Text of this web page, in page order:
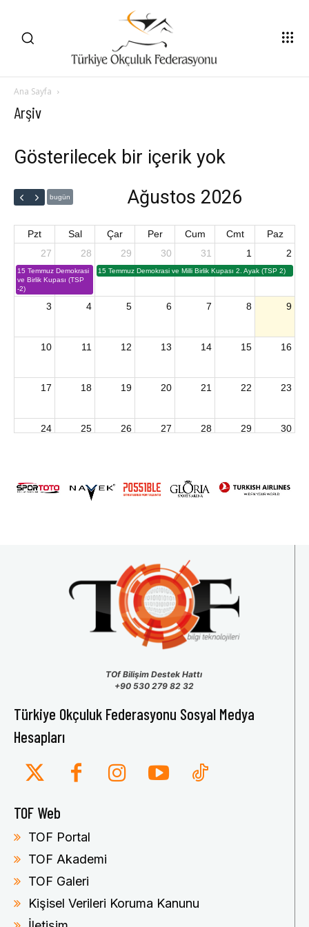
Ana Sayfa
Arşiv
Gösterilecek bir içerik yok
bugün Ağustos 2026
Pzt Sal Çar Per Cum Cmt
Paz
27
15 Temmuz Demokrasi
ve Birlik Kupası (TSP
-2)
28 29
15 Temmuz Demokrasi ve Milli Birlik Kupası 2. Ayak (TSP 2)
30 31 1 2
3 4 5 6 7 8 9
10 11 12 13 14 15 16
17 18 19 20 21 22 23
24 25 26 27 28 29 30
TOf Bilişim Destek Hattı
+90 530 279 82 32
Türkiye Okçuluk Federasyonu Sosyal Medya
Hesapları
TOF Web
TOF Portal
TOF Akademi
TOF Galeri
Kişisel Verileri Koruma Kanunu